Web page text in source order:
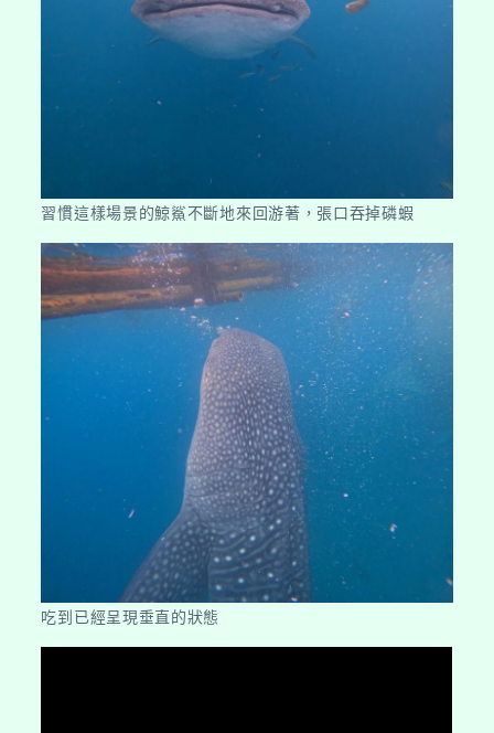
習慣這樣場景的鯨鯊不斷地來回游著，張口吞掉磷蝦
吃到已經呈現垂直的狀態